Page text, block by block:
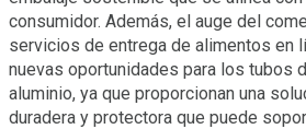
consumidor. Además, el auge del
servicios de entrega de alimentos en
nuevas oportunidades para los tubos
aluminio, ya que proporcionan una
duradera y protectora que puede